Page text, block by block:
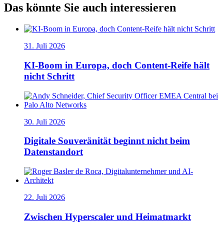
Das könnte Sie auch interessieren
31. Juli 2026
KI-Boom in Europa, doch Content-Reife hält
nicht Schritt
30. Juli 2026
Digitale Souveränität beginnt nicht beim
Datenstandort
22. Juli 2026
Zwischen Hyperscaler und Heimatmarkt